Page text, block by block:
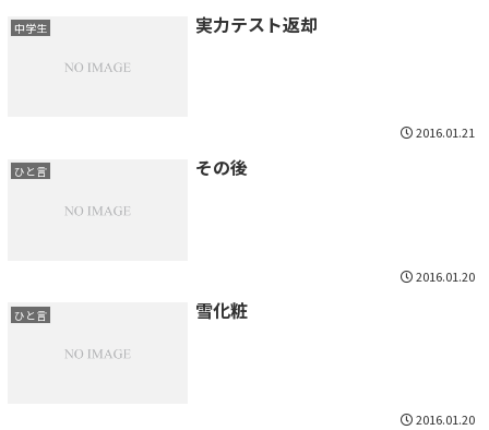
中学生 実力テスト返却
2016.01.21
ひと言 その後
2016.01.20
ひと言 雪化粧
2016.01.20